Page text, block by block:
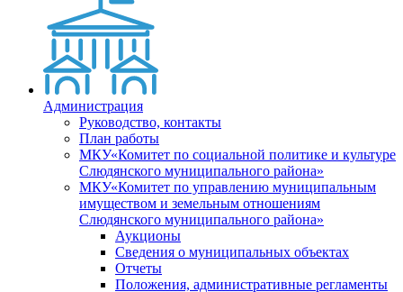
Администрация
Руководство, контакты
План работы
МКУ«Комитет по социальной политике и культуре
Слюдянского муниципального района»
МКУ«Комитет по управлению муниципальным
имуществом и земельным отношениям
Слюдянского муниципального района»
Аукционы
Сведения о муниципальных объектах
Отчеты
Положения, административные регламенты